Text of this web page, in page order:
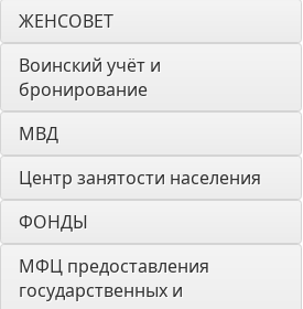
ЖЕНСОВЕТ
Воинский учёт и
бронирование
МВД
Центр занятости населения
ФОНДЫ
МФЦ предоставления
государственных и